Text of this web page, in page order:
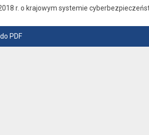
r. o krajowym systemie
PDF